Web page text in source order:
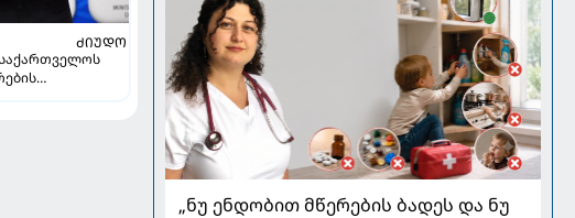
ᲫᲘᲣᲓᲝ
საქართველოს
„ნუ ენდობით მწერების ბადეს და ნუ